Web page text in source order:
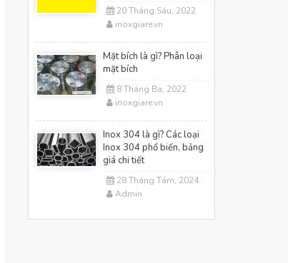
20 Tháng Sáu, 2022
inoxgiare.vn
Mặt bích là gì? Phân loại
mặt bích
8 Tháng Ba, 2022
inoxgiare.vn
Inox 304 là gì? Các loại
Inox 304 phổ biến, bảng
giá chi tiết
28 Tháng Tám, 2024
Admin